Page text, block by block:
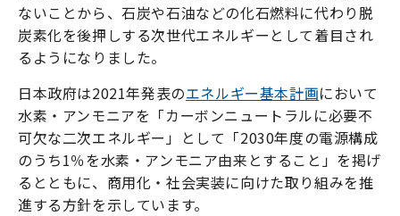
ないことから、石炭や石油などの化石燃料に代わり脱
炭素化を後押しする次世代エネルギーとして着目され
るようになりました。
日本政府は2021年発表のエネルギー基本計画において
水素・アンモニアを「カーボンニュートラルに必要不
可欠な二次エネルギー」として「2030年度の電源構成
のうち1％を水素・アンモニア由来とすること」を掲げ
るとともに、商用化・社会実装に向けた取り組みを推
進する方針を示しています。